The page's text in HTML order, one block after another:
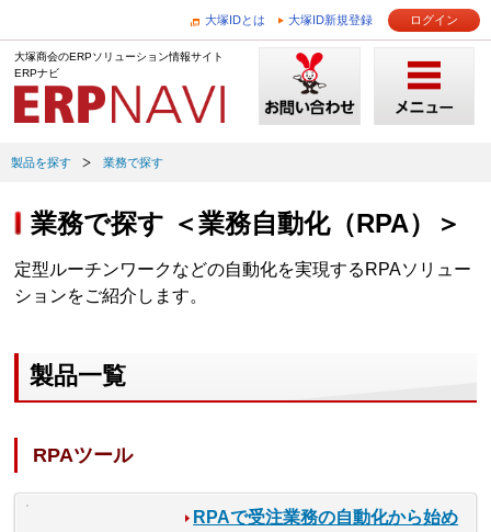
大塚IDとは 大塚ID新規登録 ログイン
大塚商会のERPソリューション情報サイト
ERPナビ
製品を探す 業務で探す
業務で探す ＜業務自動化（RPA）＞
定型ルーチンワークなどの自動化を実現するRPAソリュー
ションをご紹介します。
製品一覧
RPAツール
RPAで受注業務の自動化から始め